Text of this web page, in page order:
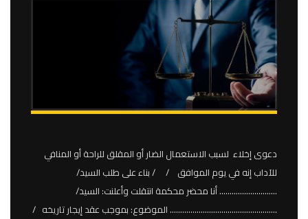
دعوى إخلاء لسبب الاستعمال الضار أو المقلق للراحة أو المنافي
للآداب إنه في يوم الموافق / / بناء على طلب السيد/
………………………. أنا محضر محكمة انتقلت وأعلنت: السيد/
……………………………………………. الموضوع: بموجب عقد إيجار تاريخه /